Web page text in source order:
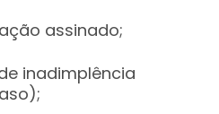
assinado;
inadimplência